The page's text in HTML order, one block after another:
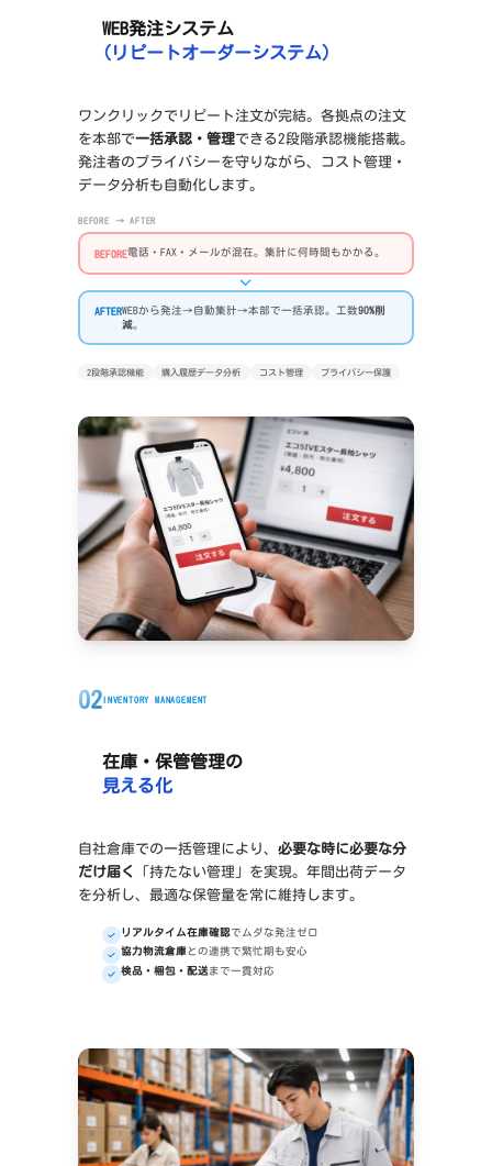
WEB発注システム
(リピートオーダーシステム)
ワンクリックでリピート注文が完結。各拠点の注文
を本部で一括承認・管理できる2段階承認機能搭載。
発注者のプライバシーを守りながら、コスト管理・
データ分析も自動化します。
BEFORE → AFTER
BEFORE電話・FAX・メールが混在。集計に何時間もかかる。
AFTERWEBから発注→自動集計→本部で一括承認。工数90%削
減。
2段階承認機能 購入履歴データ分析 コスト管理 プライバシー保護
02INVENTORY MANAGEMENT
在庫・保管管理の
見える化
自社倉庫での一括管理により、 必要な時に必要な分
だけ届く
「持たない管理」を実現。年間出荷データ
を分析し、最適な保管量を常に維持します。
リアルタイム在庫確認でムダな発注ゼロ
協力物流倉庫との連携で繁忙期も安心
検品・梱包・配送まで一貫対応